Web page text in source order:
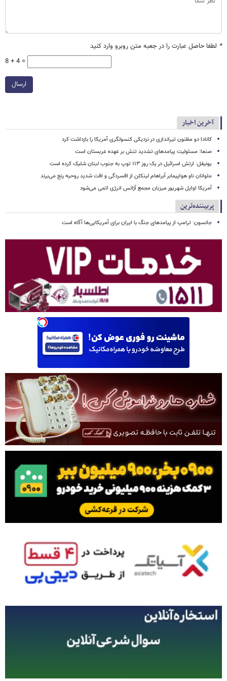
* لطفا حاصل عبارت را در جعبه متن روبرو وارد کنید
8 + 4 =
ارسال
آخرین اخبار
کانادا دو مظنون تیراندازی در نزدیکی کنسولگری آمریکا را بازداشت کرد
صنعا: مسئولیت پیامدهای تشدید تنش بر عهده عربستان است
یونیفل: ارتش اسرائیل در یک روز ۱۱۳ توپ به جنوب لبنان شلیک کرده است
ملوانان ناو هواپیمابر آبراهام لینکلن از افسردگی و افت شدید روحیه رنج می‌برند
آمریکا اوایل شهریور میزبان مجمع آژانس انرژی اتمی می‌شود
پربیننده‌ترین
جانسون: ترامپ از پیامدهای جنگ با ایران برای آمریکایی‌ها آگاه است